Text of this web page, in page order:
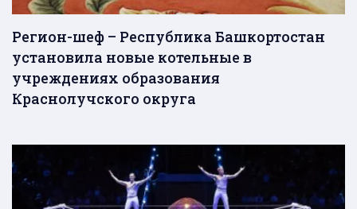
Регион-шеф – Республика Башкортостан
установила новые котельные в
учреждениях образования
Краснолучского округа